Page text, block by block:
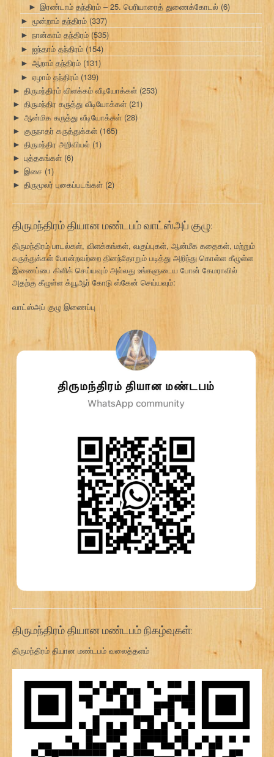
► இரண்டாம் தந்திரம் – 25. பெரியாரைத் துணைக்கோடல் (6)
► மூன்றாம் தந்திரம்(337)
► நான்காம் தந்திரம் (535)
► ஐந்தாம் தந்திரம் (154)
► ஆறாம் தந்திரம் (131)
► ஏழாம் தந்திரம் (139)
► திருமந்திரம் விளக்கம் வீடியோக்கள் (253)
► திருமந்திர கருத்து வீடியோக்கள் (21)
► ஆன்மிக கருத்து வீடியோக்கள் (28)
► குருநாதர் கருத்துக்கள் (165)
► திருமந்திர அறிவியல் (1)
► புத்தகங்கள் (6)
► இசை (1)
► திருமூலர் புகைப்படங்கள் (2)
திருமந்திரம் தியான மண்டபம் வாட்ஸ்அப் குழு:
திருமந்திரம் பாடல்கள், விளக்கங்கள், வகுப்புகள், ஆன்மீக கதைகள், மற்றும்
கருத்துக்கள் போன்றவற்றை தினந்தோறும் படித்து அறிந்து கொள்ள கீழுள்ள
இணைப்பை கிளிக் செய்யவும் அல்லது உங்களுடைய போன் கேமராவில்
அதற்கு கீழுள்ள க்யூஆர் கோடு ஸ்கேன் செய்யவும்:
வாட்ஸ்அப் குழு இணைப்பு
திருமந்திரம் தியான மண்டபம் நிகழ்வுகள்:
திருமந்திரம் தியான மண்டபம் வலைத்தளம்